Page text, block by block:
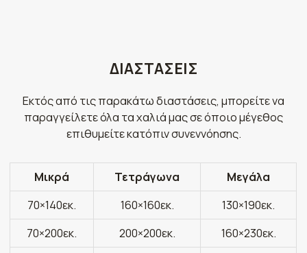
ΔΙΑΣΤΑΣΕΙΣ
Εκτός από τις παρακάτω διαστάσεις, μπορείτε να
παραγγείλετε όλα τα χαλιά μας σε όποιο μέγεθος
επιθυμείτε κατόπιν συνεννόησης.
Μικρά Τετράγωνα
Μεγάλα
70×140εκ.
160×160εκ.
130×190εκ.
70×200εκ.
200×200εκ. 160×230εκ.